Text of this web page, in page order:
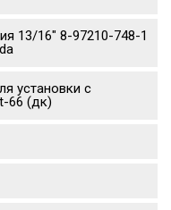
13/16" 8-97210-748-1
установки с
66 (дк)